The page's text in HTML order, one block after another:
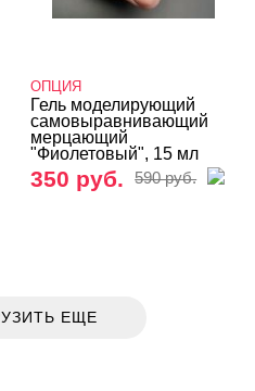
ОПЦИЯ
Гель моделирующий
самовыравнивающий
мерцающий
"Фиолетовый", 15 мл
350 руб. 590 руб.
ЕЩЕ